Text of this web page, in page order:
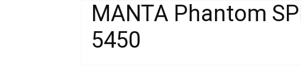
MANTA Phantom
5450